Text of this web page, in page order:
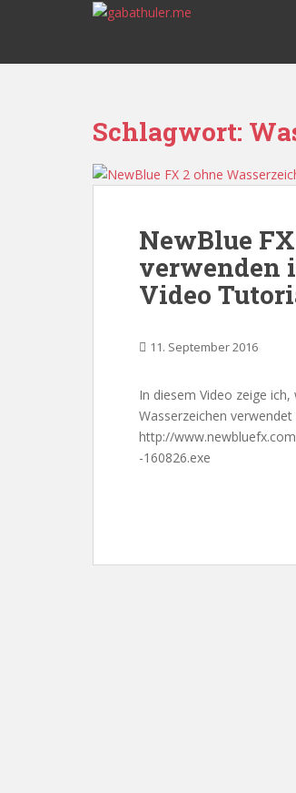
Schlagwort:
NewBlue
verwenden
Video
11. September 2016
In diesem Video zeige
Wasserzeichen
http://
-160826.exe